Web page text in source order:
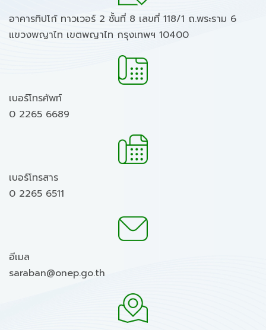
อาคารทิปโก้ ทาวเวอร์ 2 ชั้นที่ 8 เลขที่ 118/1 ถ.พระราม 6
แขวงพญาไท เขตพญาไท กรุงเทพฯ 10400
เบอร์โทรศัพท์
0 2265 6689
เบอร์โทรสาร
0 2265 6511
อีเมล
saraban@onep.go.th